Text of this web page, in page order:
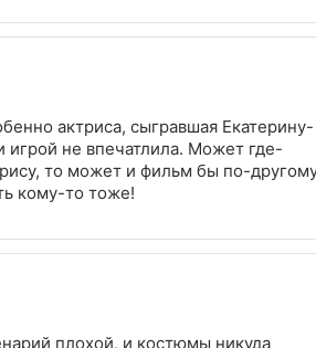
актриса, сыгравшая Екатерину-
не впечатлила. Может где-
то может и фильм бы по-
кому-то тоже!
плохой, и костюмы никуда